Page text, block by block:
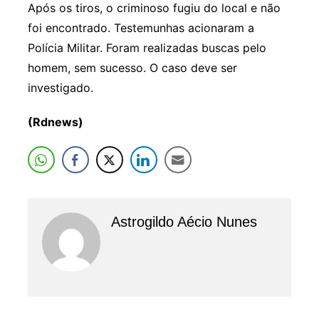
Após os tiros, o criminoso fugiu do local e não
foi encontrado. Testemunhas acionaram a
Polícia Militar. Foram realizadas buscas pelo
homem, sem sucesso. O caso deve ser
investigado.
(Rdnews)
Astrogildo Aécio Nunes